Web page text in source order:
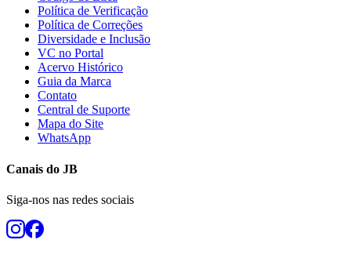
Política de Verificação
Política de Correções
Diversidade e Inclusão
VC no Portal
Acervo Histórico
Guia da Marca
Contato
Central de Suporte
Mapa do Site
WhatsApp
Canais do JB
Siga-nos nas redes sociais